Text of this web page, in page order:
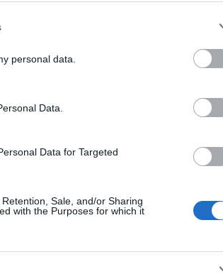
personal data.
Data.
Data for Targeted
Sale, and/or Sharing
with the Purposes for which it
Slovenije kot tudi tujci,
pet let postopno znižuje, po 20
z dobičkom ali z izgubo.
vrednostnega papirja ustvaril izgubo,
papirja.
Preizkusi zdaj